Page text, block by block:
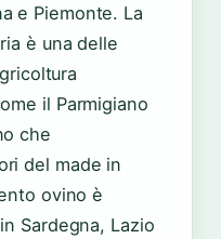
e Piemonte. La
è una delle
il Parmigiano
che
del made in
ovino è
Sardegna, Lazio